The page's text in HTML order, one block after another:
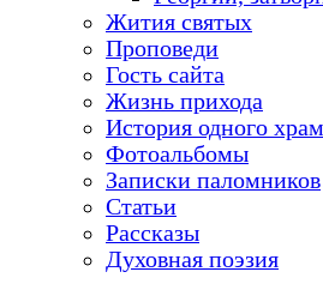
Жития святых
Проповеди
Гость сайта
Жизнь прихода
История одного
Фотоальбомы
Записки паломников
Статьи
Рассказы
Духовная поэзия